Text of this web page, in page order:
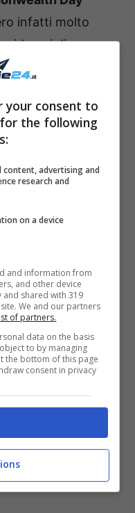
infatti molto
di
nella Royal
che William sia
l’accordo di
Netflix
your consent to
the following
content, advertising and
research and
on a device
and information from
and other device
and shared with 319
We and our partners
of partners.
data on the basis
to by managing
the bottom of this page
consent in privacy